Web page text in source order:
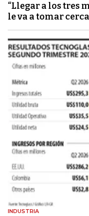
“Llegar a los tres
le va a tomar
INDUSTRIA